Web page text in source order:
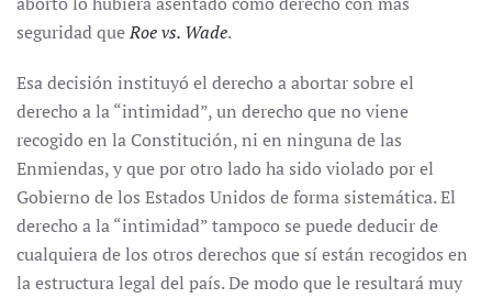
seguridad queRoe vs. Wade.
Esa decisión instituyó el derecho a abortar sobre el
derecho a la “intimidad”, un derecho que no viene
recogido en la Constitución, ni en ninguna de las
Enmiendas, y que por otro lado ha sido violado por el
Gobierno de los Estados Unidos de forma sistemática. El
derecho a la “intimidad” tampoco se puede deducir de
cualquiera de los otros derechos que sí están recogidos en
la estructura legal del país. De modo que le resultará muy